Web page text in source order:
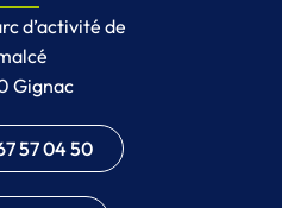
d’activité de
Gignac
57 04 50